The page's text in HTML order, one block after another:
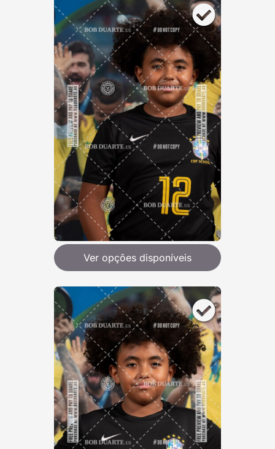
Ver opções disponíveis